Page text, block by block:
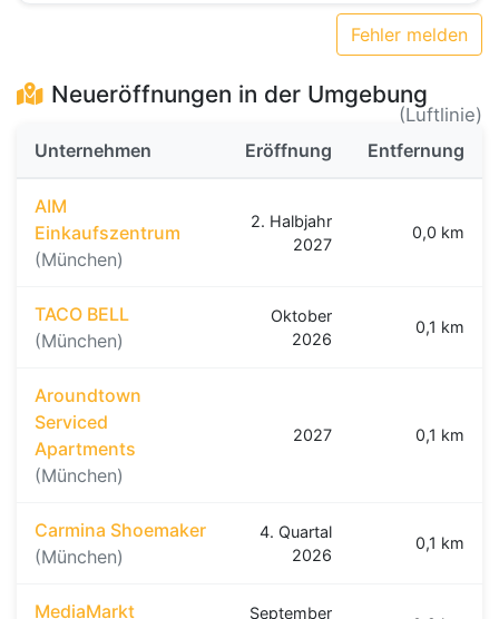
Fehler melden
Neueröffnungen in der Umgebung
(Luftlinie)
Unternehmen
Eröffnung Entfernung
AIM
Einkaufszentrum
(München)
2. Halbjahr
2027
0,0 km
TACO BELL
(München)
Oktober
2026
0,1 km
Aroundtown
Serviced
Apartments
(München)
2027 0,1 km
Carmina Shoemaker
(München)
4. Quartal
2026
0,1 km
MediaMarkt September